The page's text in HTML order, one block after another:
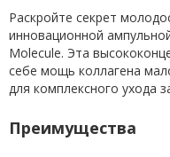
Раскройте секрет
инновационной
Molecule. Эта
себе мощь коллагена
для комплексного ухода
Преимущества